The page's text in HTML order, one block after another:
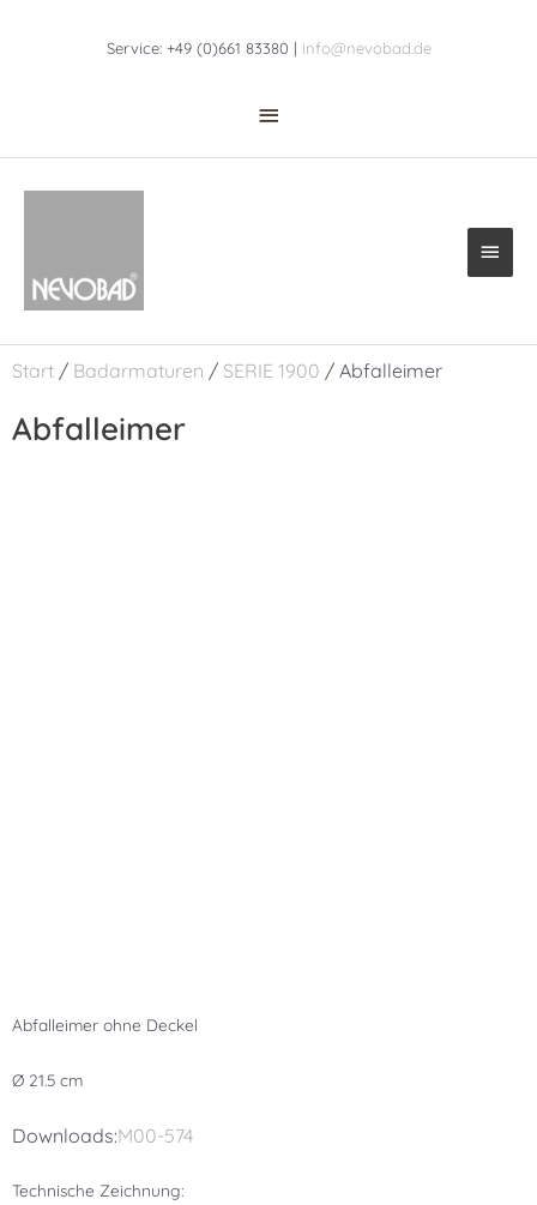
Service: +49 (0)661 83380 | info@nevobad.de
Header
Start / Badarmaturen / SERIE 1900 / Abfalleimer
Abfalleimer
Abfalleimer ohne Deckel
Ø 21.5 cm
Downloads:M00-574
Technische Zeichnung: